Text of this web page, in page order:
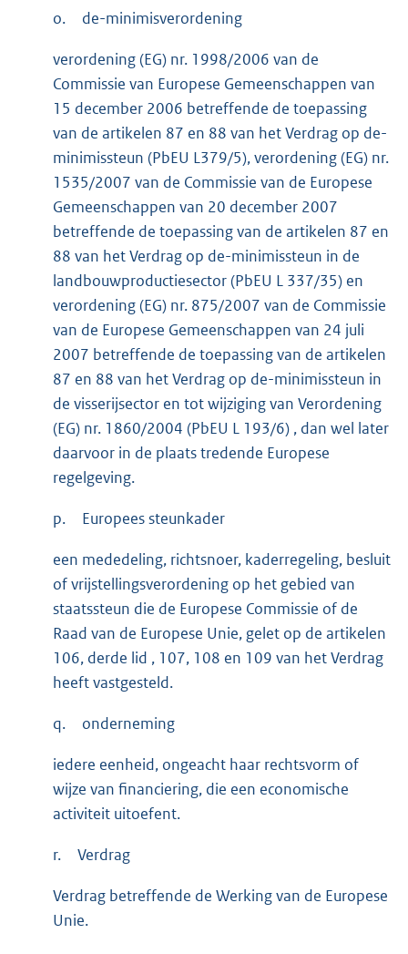
o. de-minimisverordening
verordening (EG) nr. 1998/2006 van de
Commissie van Europese Gemeenschappen van
15 december 2006 betreffende de toepassing
van de artikelen 87 en 88 van het Verdrag op de-
minimissteun (PbEU L379/5), verordening (EG) nr.
1535/2007 van de Commissie van de Europese
Gemeenschappen van 20 december 2007
betreffende de toepassing van de artikelen 87 en
88 van het Verdrag op de-minimissteun in de
landbouwproductiesector (PbEU L 337/35) en
verordening (EG) nr. 875/2007 van de Commissie
van de Europese Gemeenschappen van 24 juli
2007 betreffende de toepassing van de artikelen
87 en 88 van het Verdrag op de-minimissteun in
de visserijsector en tot wijziging van Verordening
(EG) nr. 1860/2004 (PbEU L 193/6) , dan wel later
daarvoor in de plaats tredende Europese
regelgeving.
p. Europees steunkader
een mededeling, richtsnoer, kaderregeling, besluit
of vrijstellingsverordening op het gebied van
staatssteun die de Europese Commissie of de
Raad van de Europese Unie, gelet op de artikelen
106, derde lid , 107, 108 en 109 van het Verdrag
heeft vastgesteld.
q. onderneming
iedere eenheid, ongeacht haar rechtsvorm of
wijze van financiering, die een economische
activiteit uitoefent.
r. Verdrag
Verdrag betreffende de Werking van de Europese
Unie.